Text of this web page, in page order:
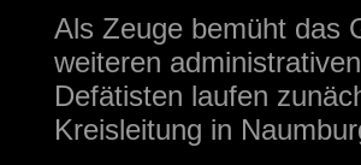
Als Zeuge bemüht das
weiteren
Defätisten laufen
Kreisleitung in